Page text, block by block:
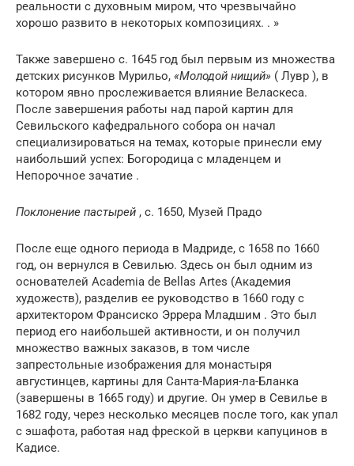
реальности с духовным миром, что чрезвычайно
хорошо развито в некоторых композициях. . »
Также завершено c. 1645 год был первым из множества
детских рисунков Мурильо, «Молодой нищий» ( Лувр ), в
котором явно прослеживается влияние Веласкеса.
После завершения работы над парой картин для
Севильского кафедрального собора он начал
специализироваться на темах, которые принесли ему
наибольший успех: Богородица с младенцем и
Непорочное зачатие .
Поклонение пастырей , c. 1650, Музей Прадо
После еще одного периода в Мадриде, с 1658 по 1660
год, он вернулся в Севилью. Здесь он был одним из
основателей Academia de Bellas Artes (Академия
художеств), разделив ее руководство в 1660 году с
архитектором Франсиско Эррера Младшим . Это был
период его наибольшей активности, и он получил
множество важных заказов, в том числе
запрестольные изображения для монастыря
августинцев, картины для Санта-Мария-ла-Бланка
(завершены в 1665 году) и другие. Он умер в Севилье в
1682 году, через несколько месяцев после того, как упал
с эшафота, работая над фреской в ​​церкви капуцинов в
Кадисе.